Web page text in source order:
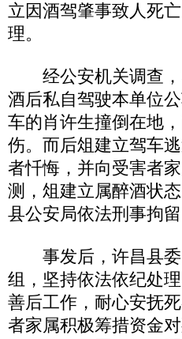
立因酒驾肇事致人死
理。
经公安机关调查，5
酒后私自驾驶本单位
车的肖许生撞倒在地
伤。而后俎建立驾车
者忏悔，并向受害者
测，俎建立属醉酒状
县公安局依法刑事拘
事发后，许昌县委
组，坚持依法依纪处
善后工作，耐心安抚
者家属积极筹措资金